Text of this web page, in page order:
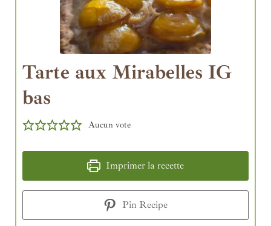
Tarte aux Mirabelles IG
bas
Aucun vote
Imprimer la recette
Pin Recipe